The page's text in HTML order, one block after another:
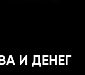
И ДЕНЕГ